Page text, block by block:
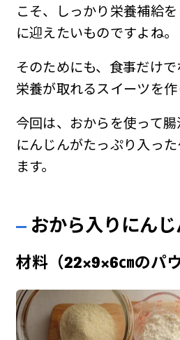
こそ、しっかり栄養補給
に迎えたいものですよね。
そのためにも、食事だけ
栄養が取れるスイーツを作
今回は、おからを使って腸
にんじんがたっぷり入っ
ます。
おから入りにん
材料（22×9×6㎝のパ